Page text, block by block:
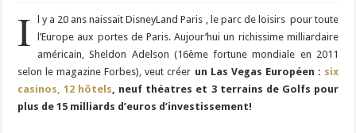
I
l y a 20 ans naissait DisneyLand Paris , le parc de loisirs pour toute
l’Europe aux portes de Paris. Aujour’hui un richissime milliardaire
américain, Sheldon Adelson (16ème fortune mondiale en 2011
selon le magazine Forbes), veut créer un Las Vegas Européen : six
casinos, 12 hôtels, neuf théatres et 3 terrains de Golfs pour
plus de 15 milliards d’euros d’investissement!